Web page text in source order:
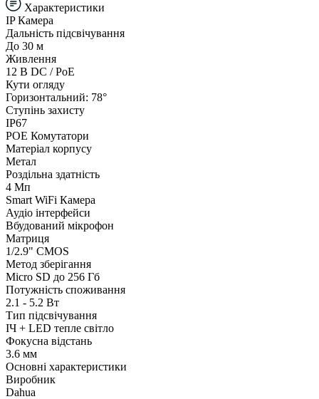
Характеристики
IP Камера
Дальність підсвічування
До 30 м
Живлення
12 В DC / PoE
Кути огляду
Горизонтальний: 78°
Ступінь захисту
IP67
POE Комутатори
Матеріал корпусу
Метал
Роздільна здатність
4 Мп
Smart WiFi Камера
Аудіо інтерфейси
Вбудований мікрофон
Матриця
1/2.9" CMOS
Метод зберігання
Micro SD до 256 Гб
Потужність споживання
2.1 - 5.2 Вт
Тип підсвічування
ІЧ + LED тепле світло
Фокусна відстань
3.6 мм
Основні характеристики
Виробник
Dahua